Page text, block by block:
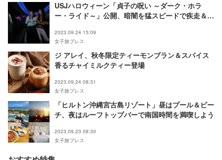
USJハロウィーン「貞子の呪い ～ダーク・ホラ
ー・ライド～」公開、暗闇を猛スピードで疾走＆突
2023.09.24 15:09
女子旅プレス
ジ アレイ、秋冬限定ティーモンブラン＆スパイス
香るチャイミルクティー登場
2023.09.24 08:31
女子旅プレス
「ヒルトン沖縄宮古島リゾート」昼はプール＆ビー
チ、夜はルーフトップバーで南国時間を満喫しよう
2023.09.23 08:30
女子旅プレス